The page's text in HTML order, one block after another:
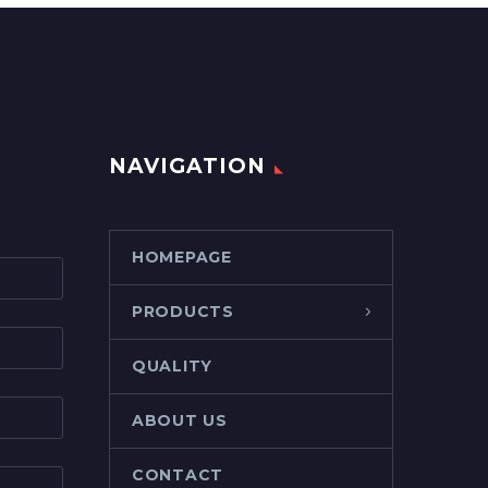
NAVIGATION
HOMEPAGE
PRODUCTS
QUALITY
ABOUT US
CONTACT